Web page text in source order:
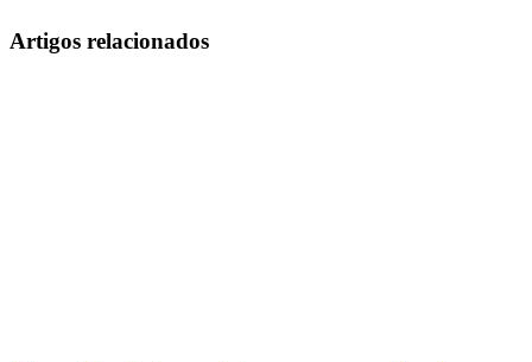
Artigos relacionados